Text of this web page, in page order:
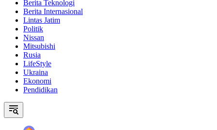
Berita Teknologi
Berita Internasional
Lintas Jatim
Politik
Nissan
Mitsubishi
Rusia
LifeStyle
Ukraina
Ekonomi
Pendidikan